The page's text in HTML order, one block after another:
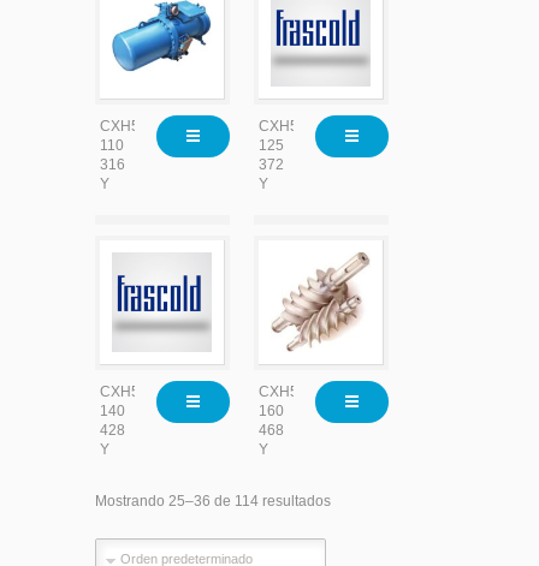
CXH52-
110
316
Y
CXH52-
125
372
Y
CXH52-
140
428
Y
CXH52-
160
468
Y
Mostrando 25–36 de 114 resultados